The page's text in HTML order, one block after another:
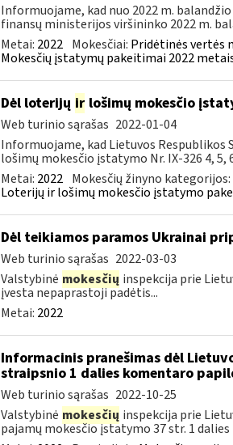
Informuojame, kad nuo 2022 m.
finansų ministerijos viršininko 2022 m.
Metai: 2022 Mokesčiai: Pridėtinės vertės
Mokesčių įstatymų pakeitimai 2022
Dėl loterijų irlošimų mokesčio
Web turinio sąrašas 2022-01-04
Informuojame, kad Lietuvos Respublikos
lošimų mokesčio įstatymo Nr. IX-326 4, 5,
Metai: 2022 Mokesčių žinyno kategorijos:
Loterijų ir lošimų mokesčio įstatymo
Dėl teikiamos paramos Ukrainai
Web turinio sąrašas 2022-03-03
Valstybinė mokesčių inspekcija prie
įvesta nepaprastoji padėtis...
Metai: 2022
Informacinis pranešimas dėl
straipsnio 1 dalies komentaro
Web turinio sąrašas 2022-10-25
Valstybinė mokesčių inspekcija prie
pajamų mokesčio įstatymo 37 str. 1 dalies